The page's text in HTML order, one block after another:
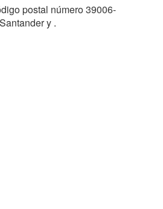
postal número 39006-
y .